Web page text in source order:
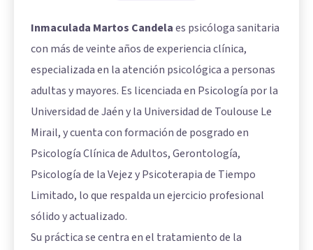
Inmaculada Martos Candelaes psicóloga sanitaria
con más de veinte años de experiencia clínica,
especializada en la atención psicológica a personas
adultas y mayores. Es licenciada en Psicología por la
Universidad de Jaén y la Universidad de Toulouse Le
Mirail, y cuenta con formación de posgrado en
Psicología Clínica de Adultos, Gerontología,
Psicología de la Vejez y Psicoterapia de Tiempo
Limitado, lo que respalda un ejercicio profesional
sólido y actualizado.
Su práctica se centra en el tratamiento de la